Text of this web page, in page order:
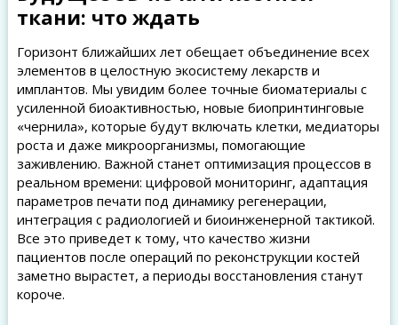
ткани: что ждать
Горизонт ближайших лет обещает объединение всех
элементов в целостную экосистему лекарств и
имплантов. Мы увидим более точные биоматериалы с
усиленной биоактивностью, новые биопринтинговые
«чернила», которые будут включать клетки, медиаторы
роста и даже микроорганизмы, помогающие
заживлению. Важной станет оптимизация процессов в
реальном времени: цифровой мониторинг, адаптация
параметров печати под динамику регенерации,
интеграция с радиологией и биоинженерной тактикой.
Все это приведет к тому, что качество жизни
пациентов после операций по реконструкции костей
заметно вырастет, а периоды восстановления станут
короче.